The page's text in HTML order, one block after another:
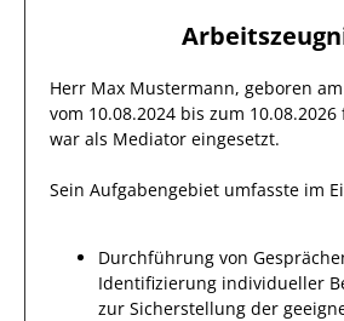
Herr Max Mustermann, geboren am
vom 10.08.2024 bis zum 10.08.2026
war als Mediator eingesetzt.
Sein Aufgabengebiet umfasste im
Durchführung von
Identifizierung individueller
zur Sicherstellung der